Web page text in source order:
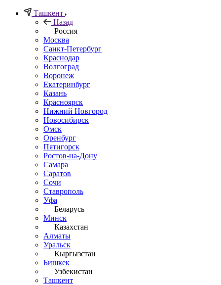
Ташкент
Назад
Россия
Москва
Санкт-Петербург
Краснодар
Волгоград
Воронеж
Екатеринбург
Казань
Красноярск
Нижний Новгород
Новосибирск
Омск
Оренбург
Пятигорск
Ростов-на-Дону
Самара
Саратов
Сочи
Ставрополь
Уфа
Беларусь
Минск
Казахстан
Алматы
Уральск
Кыргызстан
Бишкек
Узбекистан
Ташкент